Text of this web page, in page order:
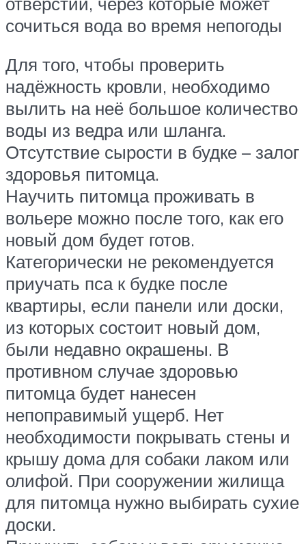
сочиться вода во время непогоды
Для того, чтобы проверить
надёжность кровли, необходимо
вылить на неё большое количество
воды из ведра или шланга.
Отсутствие сырости в будке – залог
здоровья питомца.
Научить питомца проживать в
вольере можно после того, как его
новый дом будет готов.
Категорически не рекомендуется
приучать пса к будке после
квартиры, если панели или доски,
из которых состоит новый дом,
были недавно окрашены. В
противном случае здоровью
питомца будет нанесен
непоправимый ущерб. Нет
необходимости покрывать стены и
крышу дома для собаки лаком или
олифой. При сооружении жилища
для питомца нужно выбирать сухие
доски.